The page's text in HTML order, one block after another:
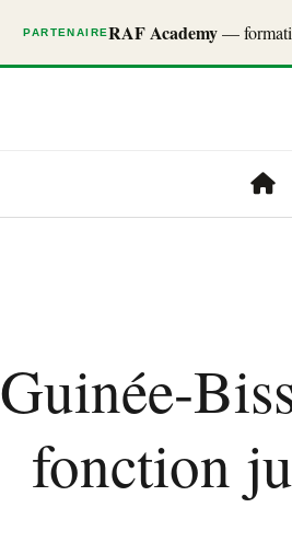
PARTENAIRERAF Academy—
Guinée-
fonction